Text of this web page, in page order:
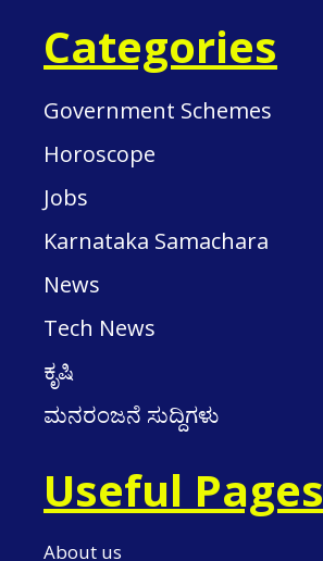
Categories
Government Schemes
Horoscope
Jobs
Karnataka Samachara
News
Tech News
ಕೃಷಿ
ಮನರಂಜನೆ ಸುದ್ದಿಗಳು
Useful Pages
About us